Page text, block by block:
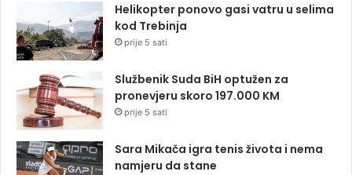
Helikopter ponovo gasi vatru u selima
kod Trebinja
prije 5 sati
Službenik Suda BiH optužen za
pronevjeru skoro 197.000 KM
prije 5 sati
Sara Mikača igra tenis života i nema
namjeru da stane